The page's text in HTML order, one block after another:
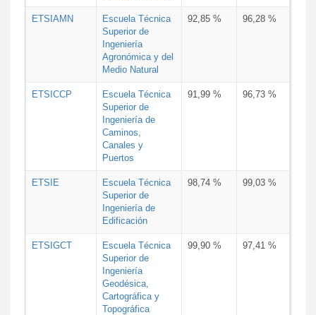
ETSIAMN
Escuela Técnica
Superior de
Ingeniería
Agronómica y del
Medio Natural
92,85 % 96,28 %
ETSICCP
Escuela Técnica
Superior de
Ingeniería de
Caminos,
Canales y
Puertos
91,99 % 96,73 %
ETSIE
Escuela Técnica
Superior de
Ingeniería de
Edificación
98,74 % 99,03 %
ETSIGCT
Escuela Técnica
Superior de
Ingeniería
Geodésica,
Cartográfica y
Topográfica
99,90 % 97,41 %